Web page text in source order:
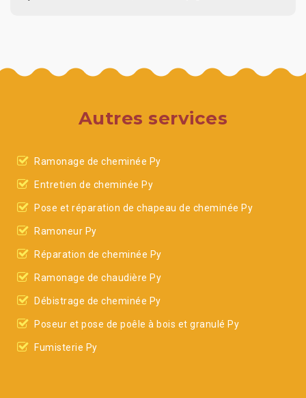
Autres services
Ramonage de cheminée Py
Entretien de cheminée Py
Pose et réparation de chapeau de cheminée Py
Ramoneur Py
Réparation de cheminée Py
Ramonage de chaudière Py
Débistrage de cheminée Py
Poseur et pose de poêle à bois et granulé Py
Fumisterie Py